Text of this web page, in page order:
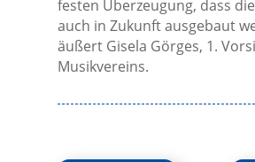
festen Überzeugung, dass
auch in Zukunft ausgebaut
äußert Gisela Görges, 1.
Musikvereins.